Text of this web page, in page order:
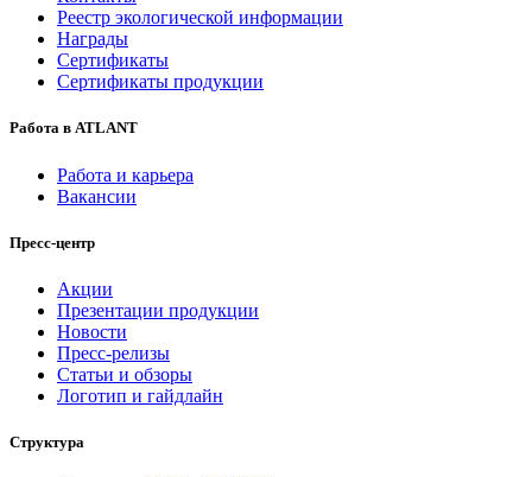
Реестр экологической информации
Награды
Сертификаты
Сертификаты продукции
Работа в ATLANT
Работа и карьера
Вакансии
Пресс-центр
Акции
Презентации продукции
Новости
Пресс-релизы
Статьи и обзоры
Логотип и гайдлайн
Структура